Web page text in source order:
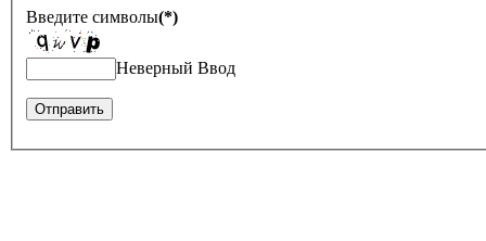
Введите символы(*)
Неверный Ввод